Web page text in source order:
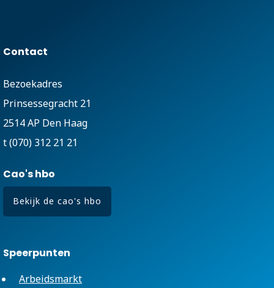
Contact
Bezoekadres
Prinsessegracht 21
2514 AP Den Haag
t (070) 312 21 21
Cao's hbo
Bekijk de cao's hbo
Speerpunten
Arbeidsmarkt